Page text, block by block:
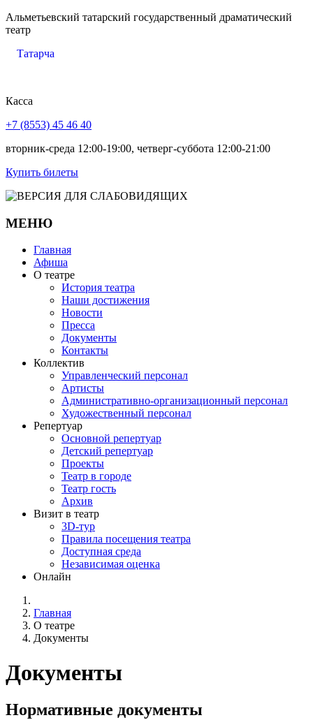
Альметьевский татарский государственный драматический
театр
Татарча
Касса
+7 (8553) 45 46 40
вторник-среда 12:00-19:00, четверг-суббота 12:00-21:00
Купить билеты
МЕНЮ
Главная
Афиша
О театре
История театра
Наши достижения
Новости
Пресса
Документы
Контакты
Коллектив
Управленческий персонал
Артисты
Административно-организационный персонал
Художественный персонал
Репертуар
Основной репертуар
Детский репертуар
Проекты
Театр в городе
Театр гость
Архив
Визит в театр
3D-тур
Правила посещения театра
Доступная среда
Независимая оценка
Онлайн
Главная
О театре
Документы
Документы
Нормативные документы